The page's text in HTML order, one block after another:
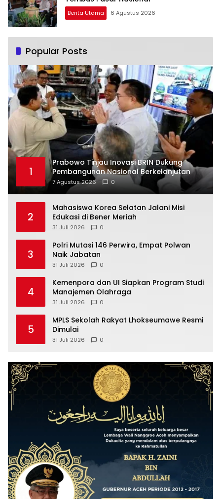
Berita Utama 6 Agustus 2026
Popular Posts
1
Prabowo Tinjau Inovasi BRIN Dukung
Pembangunan Nasional Berkelanjutan
7 Agustus 2026 0
2
Mahasiswa Korea Selatan Jalani Misi
Edukasi di Bener Meriah
31 Juli 2026 0
3
Polri Mutasi 146 Perwira, Empat Polwan
Naik Jabatan
31 Juli 2026 0
4
Kemenpora dan UI Siapkan Program Studi
Manajemen Olahraga
31 Juli 2026 0
5
MPLS Sekolah Rakyat Lhokseumawe Resmi
Dimulai
31 Juli 2026 0